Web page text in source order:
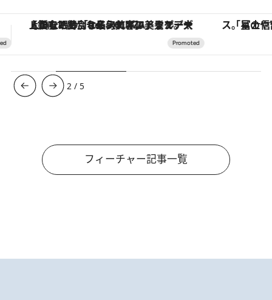
「星のや富士」でデジタルデトックス。冨士信仰の歴史を辿り、心身を調える。 ヴァシュロン・コンスタンタ
3 / 5
フィーチャー記事一覧